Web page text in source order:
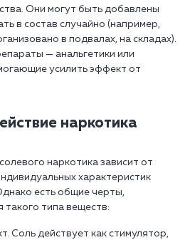
Они могут быть добавлены
в состав случайно (например,
в подвалах, на складах).
— анальгетики или
усилить эффект от
наркотика
наркотика зависит от
характеристик
есть общие черты,
такого типа веществ:
Соль действует как стимулятор,